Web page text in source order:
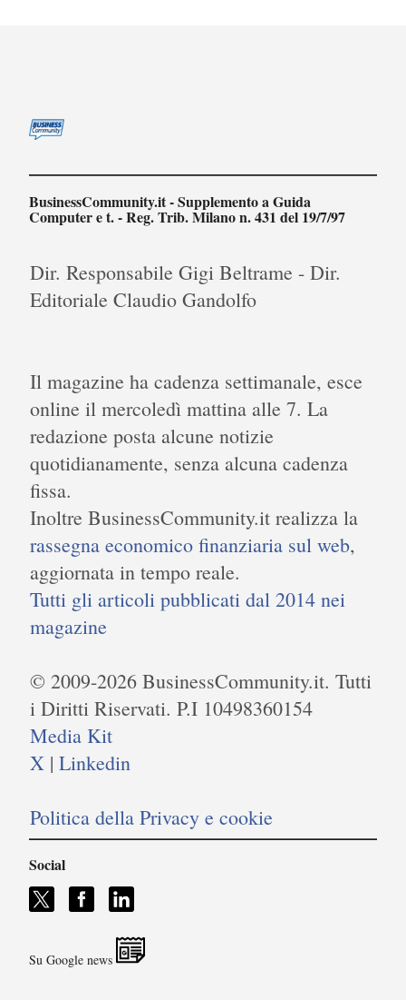
BusinessCommunity.it - Supplemento a Guida
Computer e t. - Reg. Trib. Milano n. 431 del 19/7/97
Dir. Responsabile Gigi Beltrame - Dir.
Editoriale Claudio Gandolfo
Il magazine ha cadenza settimanale, esce
online il mercoledì mattina alle 7. La
redazione posta alcune notizie
quotidianamente, senza alcuna cadenza
fissa.
Inoltre BusinessCommunity.it realizza la
rassegna economico finanziaria sul web,
aggiornata in tempo reale.
Tutti gli articoli pubblicati dal 2014 nei
magazine
© 2009-2026 BusinessCommunity.it. Tutti
i Diritti Riservati. P.I 10498360154
Media Kit
X | Linkedin
Politica della Privacy e cookie
Social
Su Google news